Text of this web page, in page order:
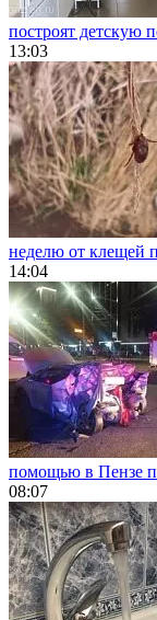
построят детскую
13:03
неделю от клещей
14:04
помощью в Пензе
08:07